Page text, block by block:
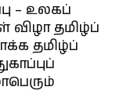
– உலகப்
விழா தமிழ்ப்
தமிழ்ப்